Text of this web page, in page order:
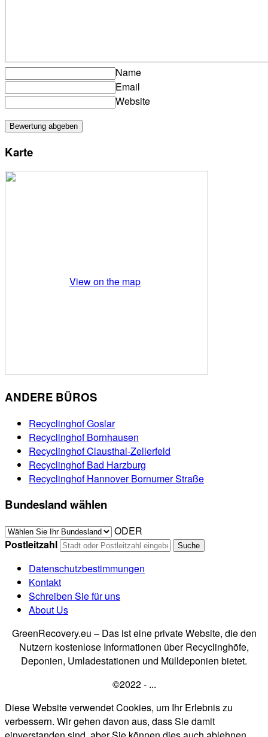
Name
Email
Website
Karte
View on the map
ANDERE BÜROS
Recyclinghof Goslar
Recyclinghof Bornhausen
Recyclinghof Clausthal-Zellerfeld
Recyclinghof Bad Harzburg
Recyclinghof Hannover Bornumer Straße
Bundesland wählen
ODER
Postleitzahl
Datenschutzbestimmungen
Kontakt
Schreiben Sie für uns
About Us
GreenRecovery.eu – Das ist eine private Website, die den
Nutzern kostenlose Informationen über Recyclinghöfe,
Deponien, Umladestationen und Mülldeponien bietet.
©2022 - ...
Diese Website verwendet Cookies, um Ihr Erlebnis zu
verbessern. Wir gehen davon aus, dass Sie damit